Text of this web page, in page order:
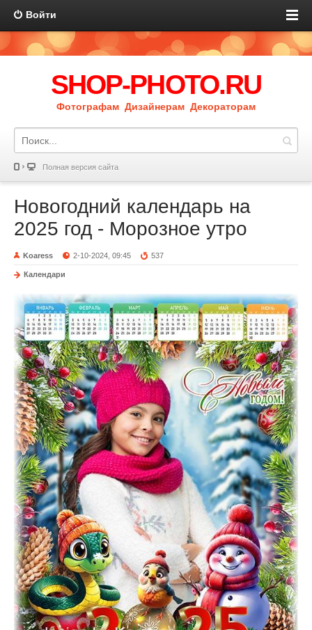
Войти
SHOP-PHOTO.RU
Фотографам Дизайнерам Декораторам
Полная версия сайта
Новогодний календарь на
2025 год - Морозное утро
Koaress 2-10-2024, 09:45 537
Календари